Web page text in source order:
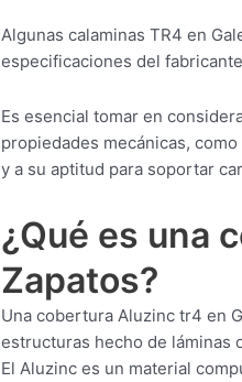
Algunas calaminas TR4 en
especificaciones del
Es esencial tomar en
propiedades mecánicas,
y a su aptitud para soportar
¿Qué es una
Zapatos?
Una cobertura Aluzinc tr4 en
estructuras hecho de láminas
El Aluzinc es un material